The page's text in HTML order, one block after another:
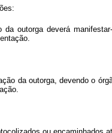
outorga deverá
da outorga, devendo o